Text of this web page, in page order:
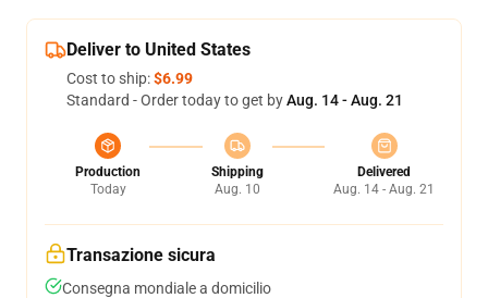
Deliver to United States
Cost to ship:$6.99
Standard - Order today to get byAug. 14 - Aug. 21
Production
Today
Shipping
Aug. 10
Delivered
Aug. 14 - Aug. 21
Transazione sicura
Consegna mondiale a domicilio